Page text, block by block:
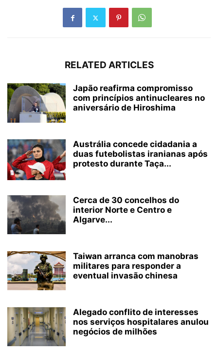
RELATED ARTICLES
Japão reafirma compromisso
com princípios antinucleares no
aniversário de Hiroshima
Austrália concede cidadania a
duas futebolistas iranianas após
protesto durante Taça...
Cerca de 30 concelhos do
interior Norte e Centro e
Algarve...
Taiwan arranca com manobras
militares para responder a
eventual invasão chinesa
Alegado conflito de interesses
nos serviços hospitalares anulou
negócios de milhões